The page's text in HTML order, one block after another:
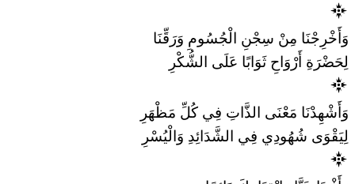
وَأَخْرِجْنَا مِنْ سِجْنِ الْجُسُومِ وَرَقِّنَا
لِحَضْرَةِ أَرْوَاحِ ثَوَابًا عَلَى الشُّكْرِ
وَأَشْهِدْنَا مَعْنَى الذَّاتِ فِي كُلِّ مَظْهَرِ
لِيَقْوَى شُهُودِي فِي الشَّدَائِدِ وَالْيُسْرِ